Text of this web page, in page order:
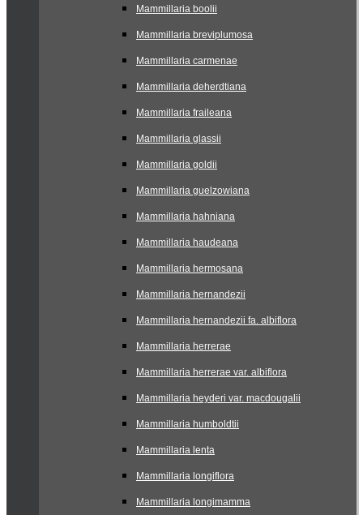
Mammillaria boolii
Mammillaria breviplumosa
Mammillaria carmenae
Mammillaria deherdtiana
Mammillaria fraileana
Mammillaria glassii
Mammillaria goldii
Mammillaria guelzowiana
Mammillaria hahniana
Mammillaria haudeana
Mammillaria hermosana
Mammillaria hernandezii
Mammillaria hernandezii fa. albiflora
Mammillaria herrerae
Mammillaria herrerae var. albiflora
Mammillaria heyderi var. macdougalii
Mammillaria humboldtii
Mammillaria lenta
Mammillaria longiflora
Mammillaria longimamma